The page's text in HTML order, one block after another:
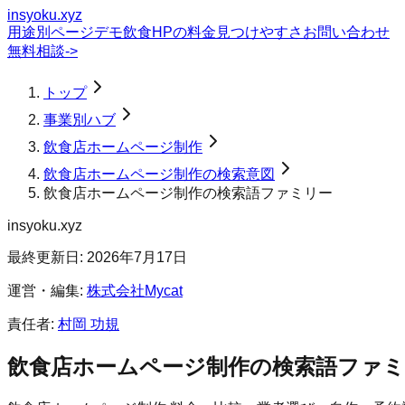
insyoku.xyz
用途別ページデモ飲食HPの料金 見つけやすさ お問い合わせ
無料相談->
トップ
事業別ハブ
飲食店ホームページ制作
飲食店ホームページ制作の検索意図
飲食店ホームページ制作の検索語ファミリー
insyoku.xyz
最終更新日: 2026年7月17日
運営・編集: 株式会社Mycat
責任者: 村岡 功規
飲食店ホームページ制作の検索語ファ